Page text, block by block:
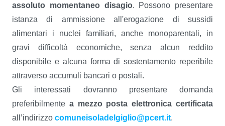
assoluto momentaneo disagio. Possono presentare
istanza di ammissione all'erogazione di sussidi
alimentari i nuclei familiari, anche monoparentali, in
gravi difficoltà economiche, senza alcun reddito
disponibile e alcuna forma di sostentamento reperibile
attraverso accumuli bancari o postali.
Gli interessati dovranno presentare domanda
preferibilmente a mezzo posta elettronica certificata
all’indirizzo comuneisoladelgiglio@pcert.it.